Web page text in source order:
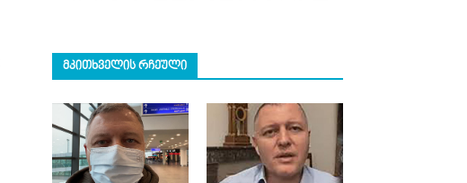
ᲛᲙᲘᲗᲮᲕᲔᲚᲘᲡ ᲠᲩᲔᲣᲚᲘ